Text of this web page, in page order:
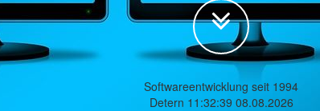
Softwareentwicklung seit 1994
Detern 11:32:39 08.08.2026